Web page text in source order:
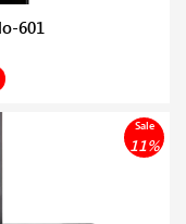
601
Sale
11%